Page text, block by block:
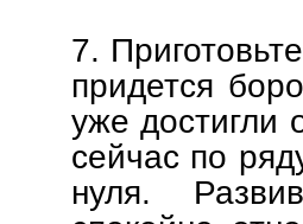
7.
придется
уже достигли
сейчас по
нуля.